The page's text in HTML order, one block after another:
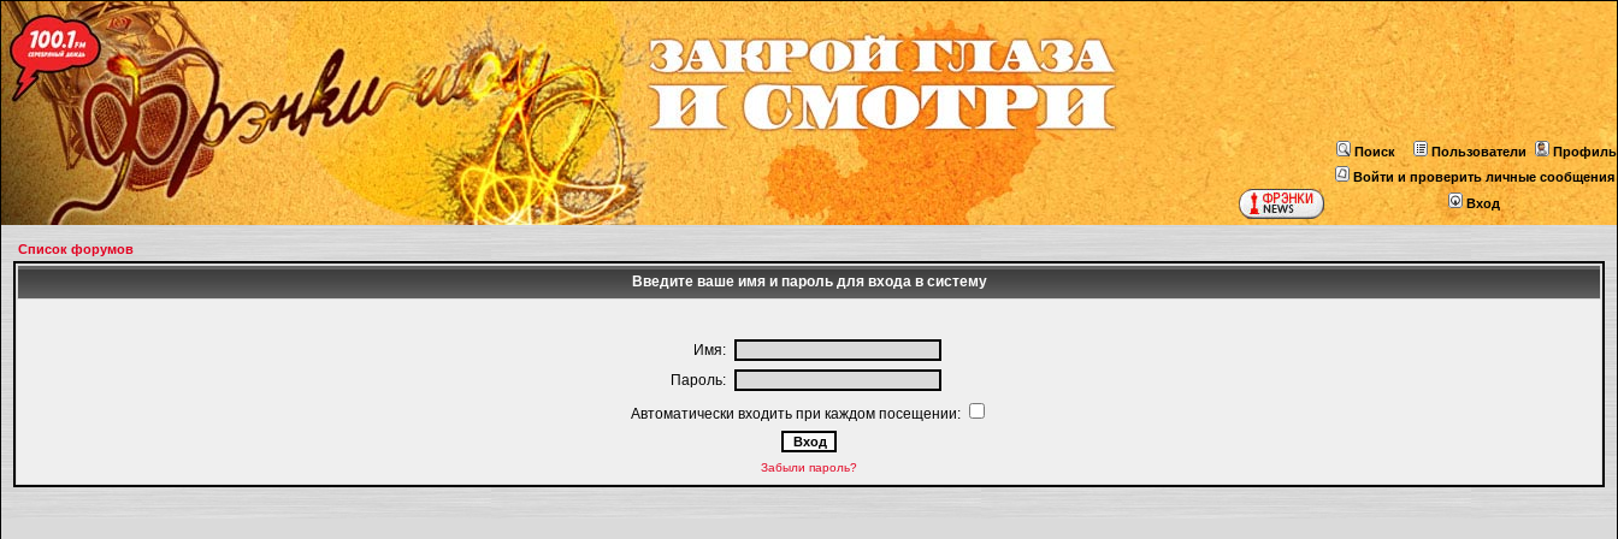
Поиск Пользователи
Профиль
Войти и проверить личные сообщения
Вход
Список форумов
Введите ваше имя и пароль для входа в систему
Имя:
Пароль:
Автоматически входить при каждом посещении:
Забыли пароль?